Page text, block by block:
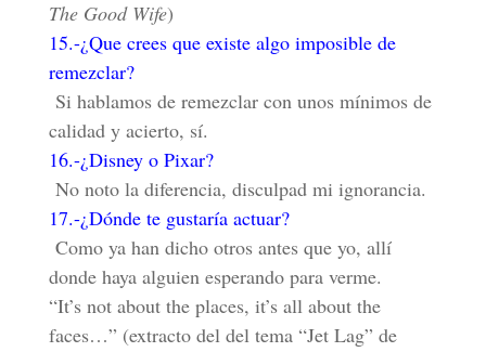
The Good Wife)
15.-¿Que crees que existe algo imposible de
remezclar?
Si hablamos de remezclar con unos mínimos de
calidad y acierto, sí.
16.-¿Disney o Pixar?
No noto la diferencia, disculpad mi ignorancia.
17.-¿Dónde te gustaría actuar?
Como ya han dicho otros antes que yo, allí
donde haya alguien esperando para verme.
“It’s not about the places, it’s all about the
faces…” (extracto del del tema “Jet Lag” de